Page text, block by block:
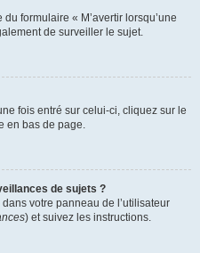
formulaire « M’avertir lorsqu’une
de surveiller le sujet.
fois entré sur celui-ci, cliquez sur le
en bas de page.
de sujets ?
votre panneau de l’utilisateur
) et suivez les instructions.